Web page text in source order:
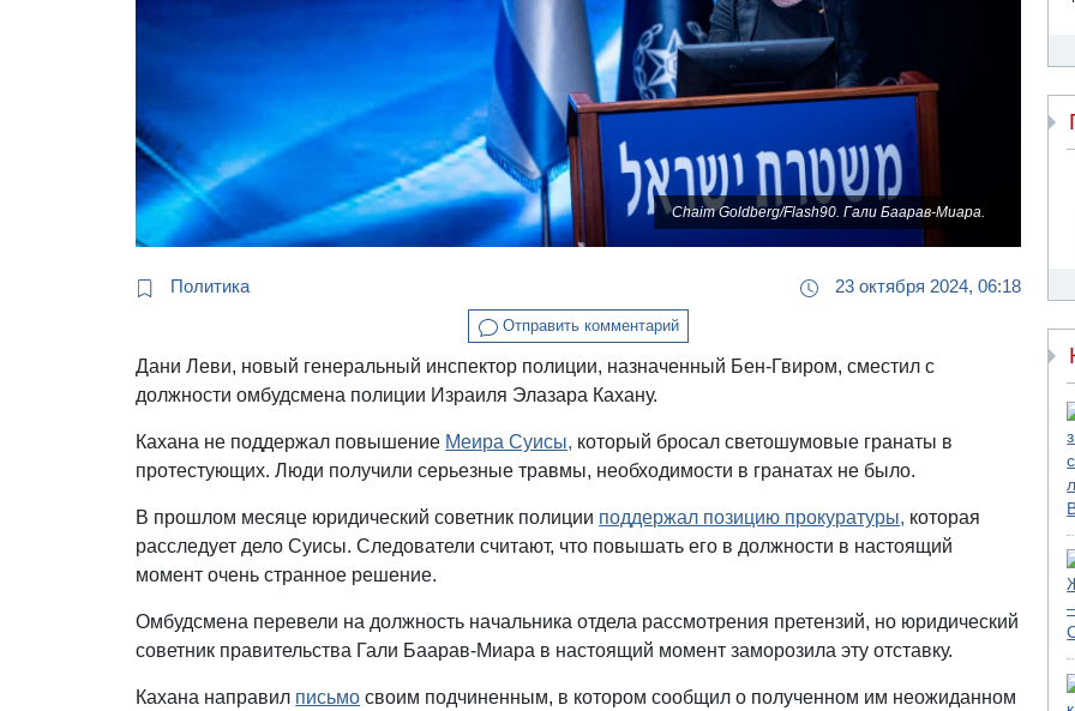
Chaim Goldberg/Flash90. Гали Баарав-Миара.
Политика 23 октября 2024, 06:18
Отправить комментарий
Дани Леви, новый генеральный инспектор полиции, назначенный Бен-Гвиром, сместил с
должности омбудсмена полиции Израиля Элазара Кахану.
Кахана не поддержал повышение Меира Суисы, который бросал светошумовые гранаты в
протестующих. Люди получили серьезные травмы, необходимости в гранатах не было.
В прошлом месяце юридический советник полиции поддержал позицию прокуратуры, которая
расследует дело Суисы. Следователи считают, что повышать его в должности в настоящий
момент очень странное решение.
Омбудсмена перевели на должность начальника отдела рассмотрения претензий, но юридический
советник правительства Гали Баарав-Миара в настоящий момент заморозила эту отставку.
Кахана направил письмо своим подчиненным, в котором сообщил о полученном им неожиданном